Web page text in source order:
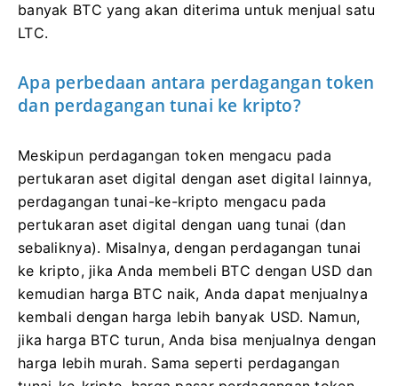
banyak BTC yang akan diterima untuk menjual satu
LTC.
Apa perbedaan antara perdagangan token
dan perdagangan tunai ke kripto?
Meskipun perdagangan token mengacu pada
pertukaran aset digital dengan aset digital lainnya,
perdagangan tunai-ke-kripto mengacu pada
pertukaran aset digital dengan uang tunai (dan
sebaliknya). Misalnya, dengan perdagangan tunai
ke kripto, jika Anda membeli BTC dengan USD dan
kemudian harga BTC naik, Anda dapat menjualnya
kembali dengan harga lebih banyak USD. Namun,
jika harga BTC turun, Anda bisa menjualnya dengan
harga lebih murah. Sama seperti perdagangan